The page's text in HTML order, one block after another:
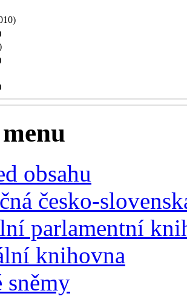
obsahu
česko-
parlamentní
knihovna
sněmy